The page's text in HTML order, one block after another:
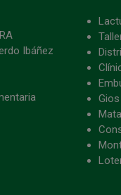
Ibáñez